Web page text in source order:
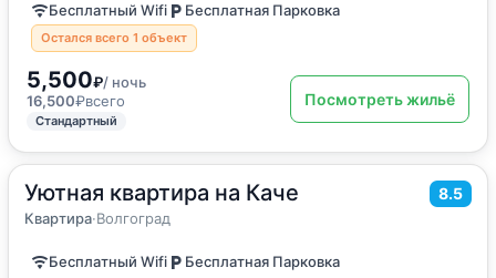
Бесплатный Wifi Бесплатная Парковка
Остался всего 1 объект
5,500₽/ ночь
16,500₽всего
Стандартный
Посмотреть жильё
Уютная квартира на Каче 8.5
Квартира·Волгоград
50м2·4 гостя
Квартира
Бесплатный Wifi
Бесплатная Парковка